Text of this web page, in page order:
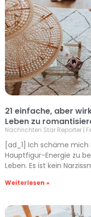
21 einfache, aber
Leben zu
Nachrichten Star Reporter
[ad_1] Ich schäme
Hauptfigur-Energie zu
Leben. Es ist kein
Weiterlesen »